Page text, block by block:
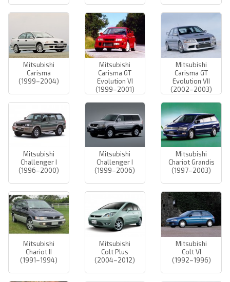
Mitsubishi
Carisma
(1999–2004)
Mitsubishi
Carisma GT
Evolution VI
(1999–2001)
Mitsubishi
Carisma GT
Evolution VII
(2002–2003)
Mitsubishi
Challenger I
(1996–2000)
Mitsubishi
Challenger I
(1999–2006)
Mitsubishi
Chariot Grandis
(1997–2003)
Mitsubishi
Chariot II
(1991–1994)
Mitsubishi
Colt Plus
(2004–2012)
Mitsubishi
Colt VI
(1992–1996)